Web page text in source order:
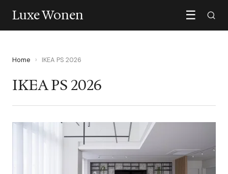
Luxe Wonen ☰
Home › IKEA PS 2026
IKEA PS 2026